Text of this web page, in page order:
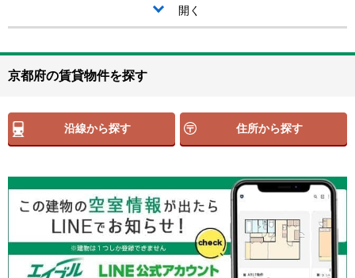
開く
京都府の賃貸物件を探す
沿線から探す 住所から探す